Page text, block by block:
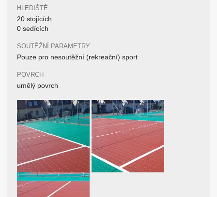
HLEDIŠTĚ
20 stojících
0 sedících
SOUTĚŽNÍ PARAMETRY
Pouze pro nesoutěžní (rekreační) sport
POVRCH
umělý povrch